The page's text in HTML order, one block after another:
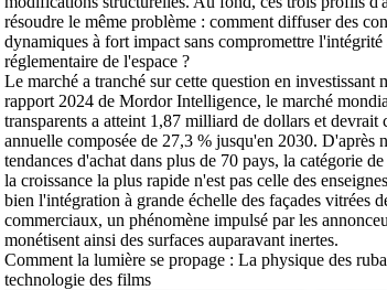
résoudre le même problème : comment diffuser des
dynamiques à fort impact sans compromettre l'intégrité
réglementaire de l'espace ?
Le marché a tranché sur cette question en investissant
rapport 2024 de Mordor Intelligence, le marché
transparents a atteint 1,87 milliard de dollars et devrait
annuelle composée de 27,3 % jusqu'en 2030. D'après
tendances d'achat dans plus de 70 pays, la catégorie
la croissance la plus rapide n'est pas celle des
bien l'intégration à grande échelle des façades vitrées
commerciaux, un phénomène impulsé par les
monétisent ainsi des surfaces auparavant inertes.
Comment la lumière se propage : La physique des
technologie des films